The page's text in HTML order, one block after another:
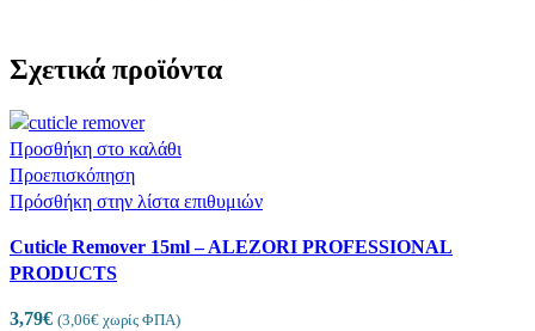
Σχετικά προϊόντα
Προσθήκη στο καλάθι
Προεπισκόπηση
Πρόσθήκη στην λίστα επιθυμιών
Cuticle Remover 15ml – ALEZORI PROFESSIONAL
PRODUCTS
3,79€ (3,06€ χωρίς ΦΠΑ)